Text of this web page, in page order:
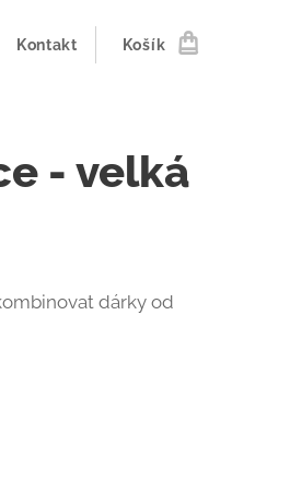
Kontakt Košík
- velká
dárky od